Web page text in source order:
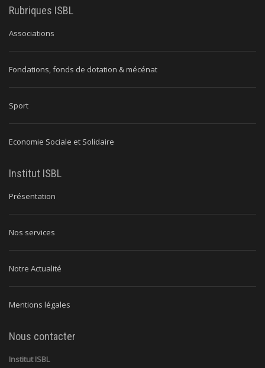
Rubriques ISBL
Associations
Fondations, fonds de dotation & mécénat
Sport
Economie Sociale et Solidaire
Institut ISBL
Présentation
Nos services
Notre Actualité
Mentions légales
Nous contacter
Institut ISBL